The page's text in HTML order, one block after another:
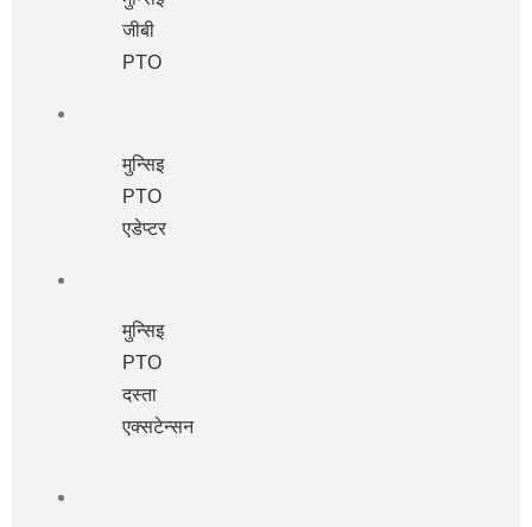
जीबी
PTO
मुन्सिइ
PTO
एडेप्टर
मुन्सिइ
PTO
दस्ता
एक्सटेन्सन